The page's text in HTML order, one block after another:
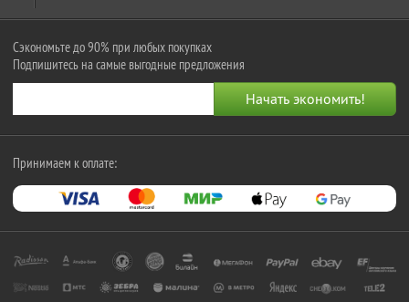
Сэкономьте до 90% при любых покупках
Подпишитесь на самые выгодные предложения
Принимаем к оплате: